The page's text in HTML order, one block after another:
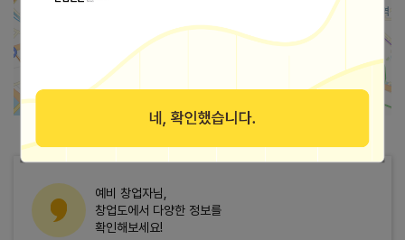
가맹점 지도로 보기
예비 창업자님,
창업도에서 다양한 정보를
확인해보세요!